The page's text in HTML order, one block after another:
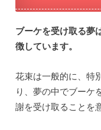
ブーケを受け取る夢
徴しています。
花束は一般的に、特
り、夢の中でブーケ
謝を受け取ることを